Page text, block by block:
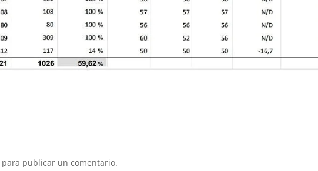
para publicar un comentario.